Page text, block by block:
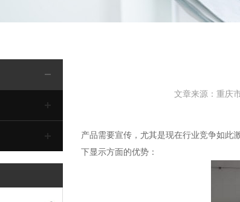
文章来源：重庆
产品需要宣传，尤其是现在行业竞争如此
下显示方面的优势：